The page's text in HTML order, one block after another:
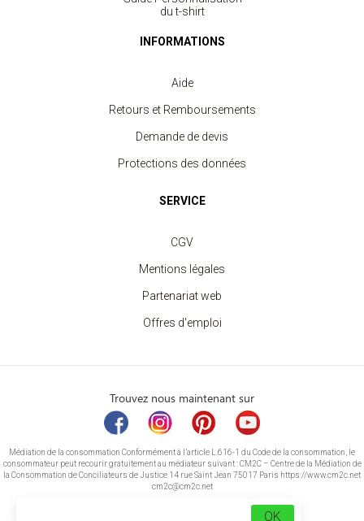
du t-shirt
INFORMATIONS
Aide
Retours et Remboursements
Demande de devis
Protections des données
SERVICE
CGV
Mentions légales
Partenariat web
Offres d'emploi
Trouvez nous maintenant sur
Médiation de la consommation Conformément à l’article L.616-1 du Code de la consommation, le
consommateur peut recourir gratuitement au médiateur suivant : CM2C – Centre de la Médiation de
la Consommation de Conciliateurs de Justice 14 rue Saint Jean 75017 Paris https://www.cm2c.net
cm2c@cm2c.net
OK